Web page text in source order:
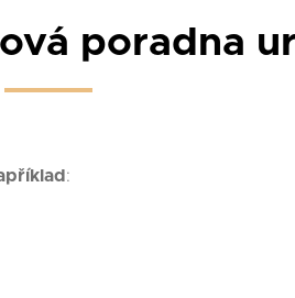
poradna
: